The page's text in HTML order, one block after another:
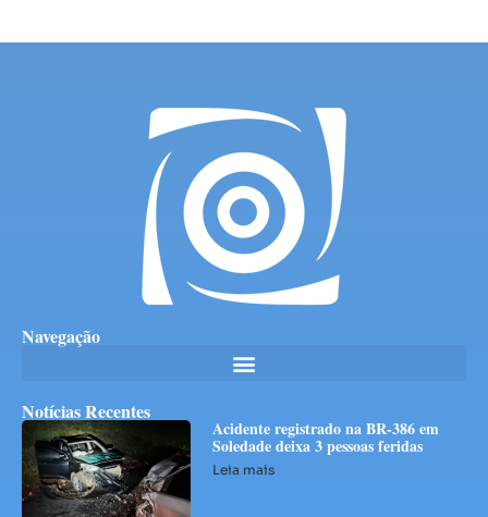
Navegação
Notícias Recentes
Acidente registrado na BR-386 em
Soledade deixa 3 pessoas feridas
Leia mais